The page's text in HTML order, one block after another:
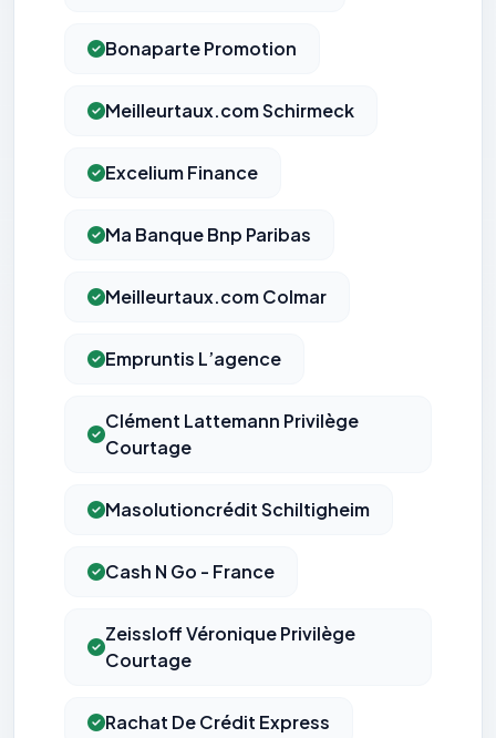
Bonaparte Promotion
Meilleurtaux.com Schirmeck
Excelium Finance
Ma Banque Bnp Paribas
Meilleurtaux.com Colmar
Empruntis L’agence
Clément Lattemann Privilège
Courtage
Masolutioncrédit Schiltigheim
Cash N Go - France
Zeissloff Véronique Privilège
Courtage
Rachat De Crédit Express